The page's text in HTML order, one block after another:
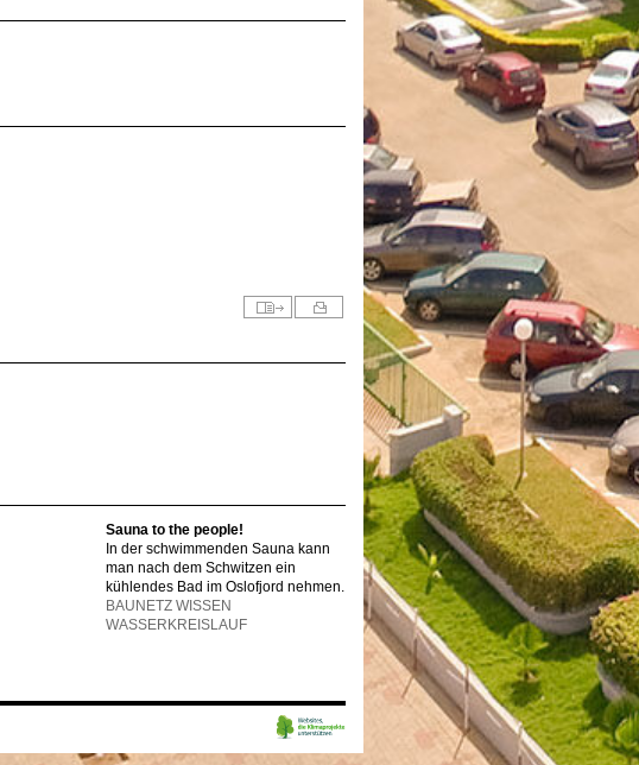
Sauna to the people!
In der schwimmenden Sauna kann
man nach dem Schwitzen ein
kühlendes Bad im Oslofjord nehmen.
BAUNETZ WISSEN
WASSERKREISLAUF